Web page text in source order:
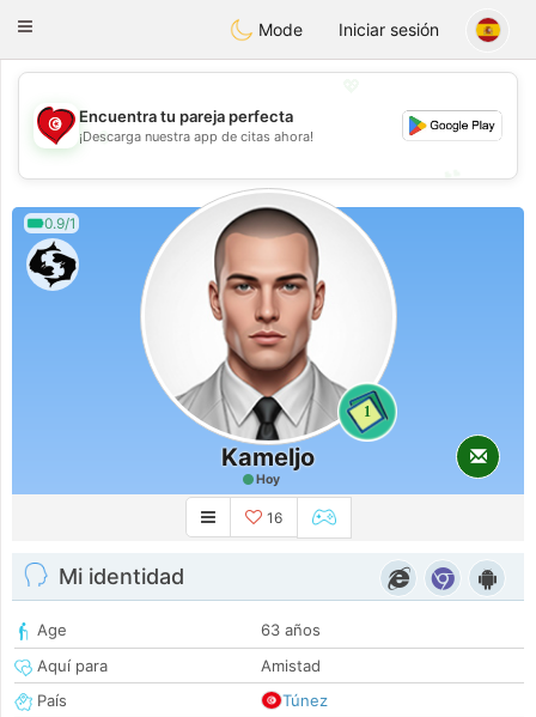
Tunisia Dating
Toggle
Mode Iniciar sesión
💖
💕
Encuentra tu pareja perfecta
¡Descarga nuestra app de citas ahora!
0.9/1
1
Kameljo
Hoy
16
Mi identidad
Age
63 años
Aquí para
Amistad
País
Túnez